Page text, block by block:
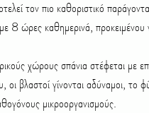
8 ώρες καθημερινά,
χώρους σπάνια στέφεται με
οι βλαστοί γίνονται αδύναμοι,
μικροοργανισμούς.